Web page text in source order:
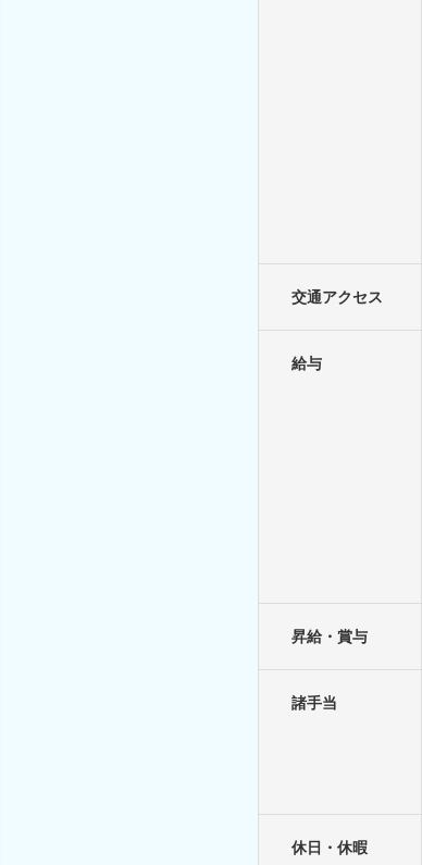
交通アクセス
給与
昇給・賞与
諸手当
休日・休暇